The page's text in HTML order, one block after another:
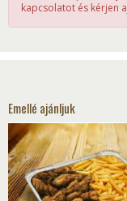
kapcsolatot és kérjen
Emellé ajánljuk